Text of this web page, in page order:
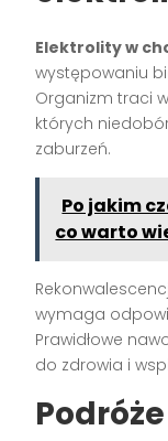
Elektrolity w
występowaniu
Organizm traci
których
zaburzeń.
Po jakim
co warto
wymaga
Prawidłowe
do zdrowia i